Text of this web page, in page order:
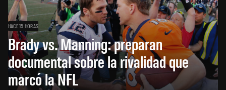
HACE 15 HORAS
Brady vs. Manning: preparan
documental sobre la rivalidad que
marcó la NFL